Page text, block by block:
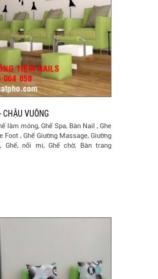
CHẬU VUÔNG
làm móng, Ghế Spa, Bàn Nail , Ghe
Foot , Ghế Giường Massage, Giường
Ghế, nối mi, Ghế chờ, Bàn trang